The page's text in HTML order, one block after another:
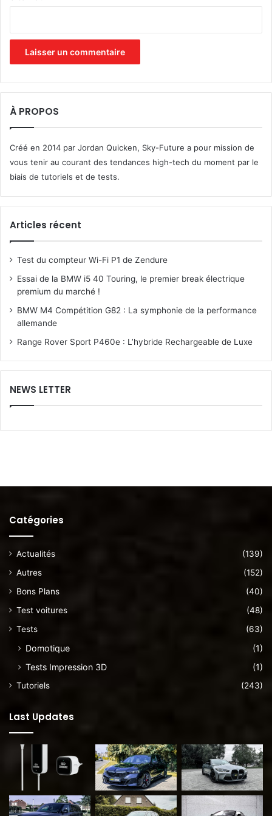
À PROPOS
Créé en 2014 par Jordan Quicken, Sky-Future a pour mission de
vous tenir au courant des tendances high-tech du moment par le
biais de tutoriels et de tests.
Articles récent
Test du compteur Wi-Fi P1 de Zendure
Essai de la BMW i5 40 Touring, le premier break électrique
premium du marché !
BMW M4 Compétition G82 : La symphonie de la performance
allemande
Range Rover Sport P460e : L’hybride Rechargeable de Luxe
NEWS LETTER
Catégories
Actualités
(139)
Autres
(152)
Bons Plans
(40)
Test voitures
(48)
Tests
(63)
Domotique
(1)
Tests Impression 3D
(1)
Tutoriels (243)
Last Updates